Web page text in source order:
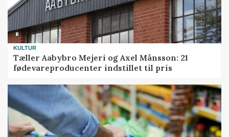
KULTUR
Tæller Aabybro Mejeri og Axel Månsson: 21
fødevareproducenter indstillet til pris